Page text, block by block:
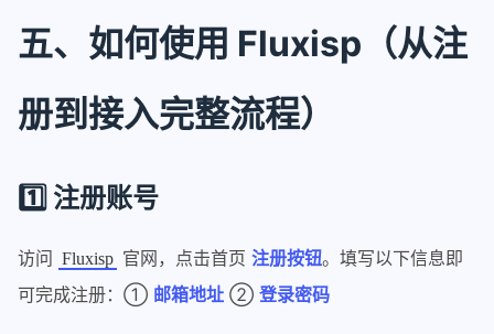
五、如何使用 Fluxisp（从注
册到接入完整流程）
1️⃣ 注册账号
访问 Fluxisp 官网，点击首页注册按钮。填写以下信息即
可完成注册：① 邮箱地址 ② 登录密码